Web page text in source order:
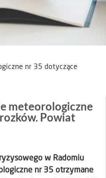
nr 35 dotyczące
meteorologiczne
Powiat
w Radomiu
nr 35 otrzymane